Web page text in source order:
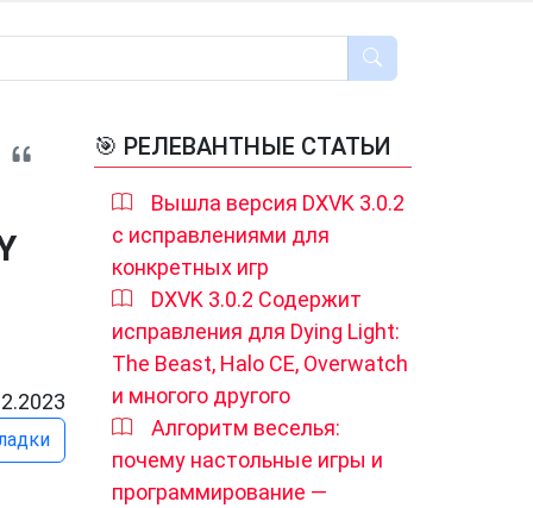
🎯 РЕЛЕВАНТНЫЕ СТАТЬИ
Вышла версия DXVK 3.0.2
с исправлениями для
конкретных игр
DXVK 3.0.2 Содержит
исправления для Dying Light:
The Beast, Halo CE, Overwatch
и многого другого
Алгоритм веселья:
почему настольные игры и
программирование —